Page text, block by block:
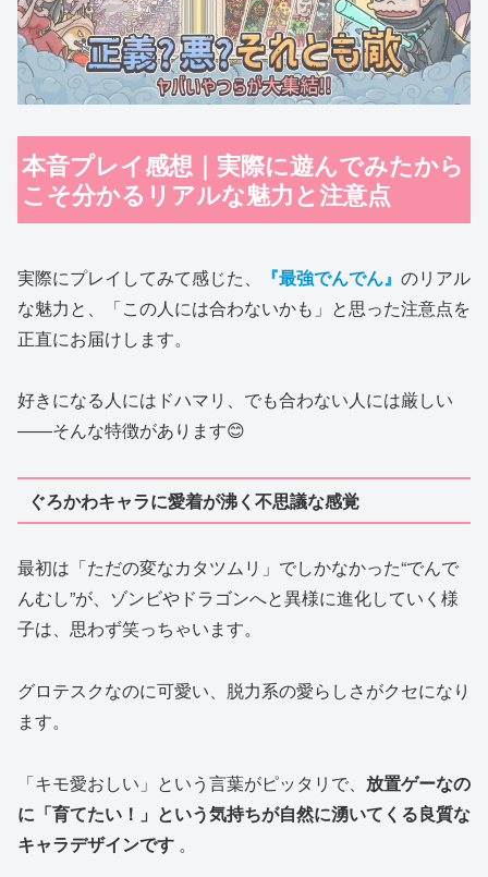
本音プレイ感想｜実際に遊んでみたから
こそ分かるリアルな魅力と注意点
実際にプレイしてみて感じた、 『最強でんでん』 のリアル
な魅力と、「この人には合わないかも」と思った注意点を
正直にお届けします。
好きになる人にはドハマリ、でも合わない人には厳しい
――そんな特徴があります😊
ぐろかわキャラに愛着が沸く不思議な感覚
最初は「ただの変なカタツムリ」でしかなかった“でんで
んむし”が、ゾンビやドラゴンへと異様に進化していく様
子は、思わず笑っちゃいます。
グロテスクなのに可愛い、脱力系の愛らしさがクセになり
ます。
「キモ愛おしい」という言葉がピッタリで、 放置ゲーなの
に「育てたい！」という気持ちが自然に湧いてくる良質な
キャラデザインです 。